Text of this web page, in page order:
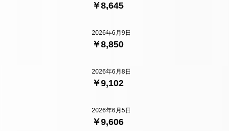
￥8,645
￥8,850
2026年6月9日
￥9,102
2026年6月8日
￥9,606
2026年6月5日